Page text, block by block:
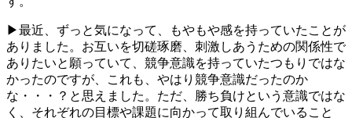
▶最近、ずっと気になって、もやもや感を持っていたことが
ありました。お互いを切磋琢磨、刺激しあうための関係性で
ありたいと願っていて、競争意識を持っていたつもりではな
かったのですが、これも、やはり競争意識だったのか
な・・・？と思えました。ただ、勝ち負けという意識ではな
く、それぞれの目標や課題に向かって取り組んでいること